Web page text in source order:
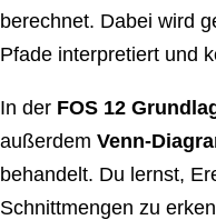
berechnet. Dabei wird
Pfade interpretiert und
In der FOS 12
außerdem Venn-
behandelt. Du lernst,
Schnittmengen zu